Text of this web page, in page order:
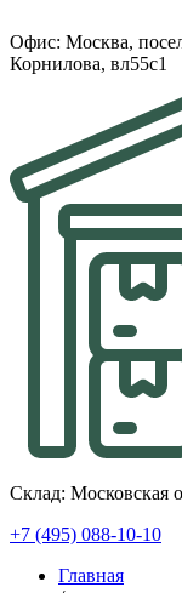
Офис: Москва,
Корнилова, вл55с1
Склад: Московская
+7 (495) 088-10-10
Главная